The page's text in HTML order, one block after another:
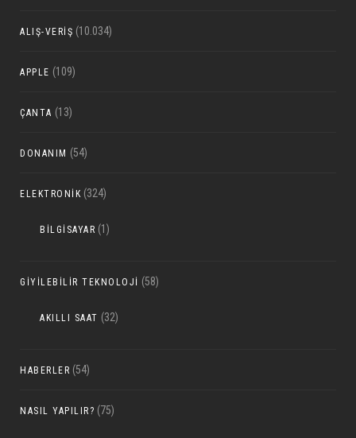
ALIŞ-VERIŞ (10.034)
APPLE (109)
ÇANTA (13)
DONANIM (54)
ELEKTRONIK (324)
BILGISAYAR (1)
GIYILEBILIR TEKNOLOJI (58)
AKILLI SAAT (32)
HABERLER (54)
NASIL YAPILIR? (75)